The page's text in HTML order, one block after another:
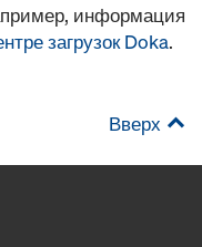
информация
загрузок Doka.
Вверх